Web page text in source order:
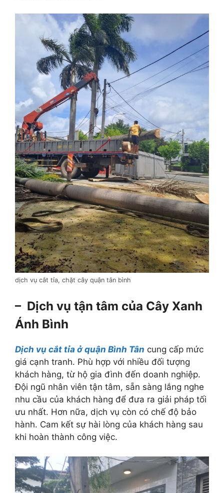
dịch vụ cắt tỉa, chặt cây quận tân bình
– Dịch vụ tận tâm của Cây Xanh
Ánh Bình
Dịch vụ cắt tỉa ở quận Bình Tân cung cấp mức
giá cạnh tranh. Phù hợp với nhiều đối tượng
khách hàng, từ hộ gia đình đến doanh nghiệp.
Đội ngũ nhân viên tận tâm, sẵn sàng lắng nghe
nhu cầu của khách hàng để đưa ra giải pháp tối
ưu nhất. Hơn nữa, dịch vụ còn có chế độ bảo
hành. Cam kết sự hài lòng của khách hàng sau
khi hoàn thành công việc.